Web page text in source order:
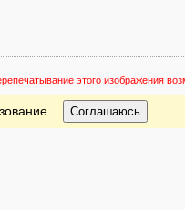
этого изображения
Соглашаюсь